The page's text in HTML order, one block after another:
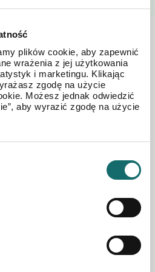
plików cookie, aby zapewnić
wrażenia z jej użytkowania
i marketingu. Klikając
zgodę na użycie
Możesz jednak odwiedzić
aby wyrazić zgodę na użycie
w okolicy